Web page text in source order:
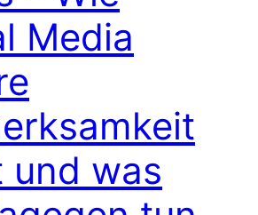
Media
und was